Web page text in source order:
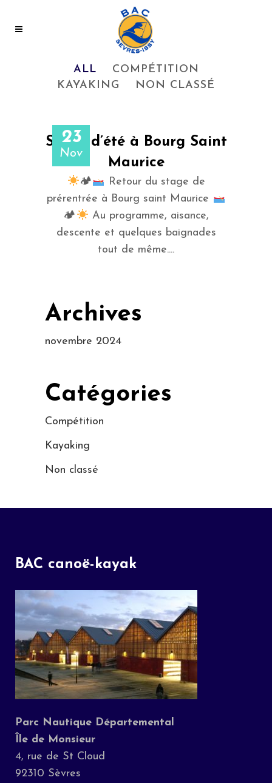
ALL
COMPÉTITION
KAYAKING
NON CLASSÉ
23
Nov
Stage d’été à Bourg Saint
Maurice
🏕
Retour du stage de
prérentrée à Bourg saint Maurice
🏕
Au programme, aisance,
descente et quelques baignades
tout de même....
Archives
novembre 2024
Catégories
Compétition
Kayaking
Non classé
BAC canoë-kayak
Parc Nautique Départemental
Île de Monsieur
4, rue de St Cloud
92310 Sèvres